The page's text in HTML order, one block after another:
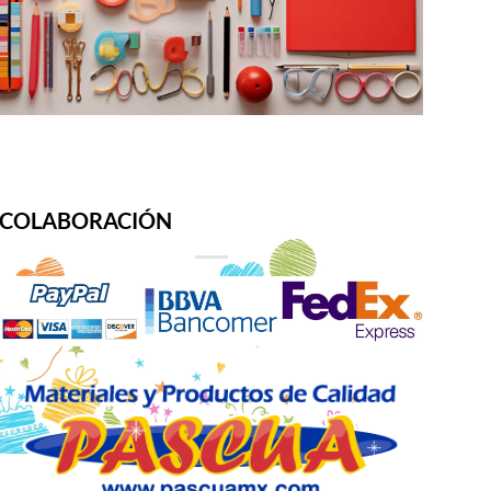
COLABORACIÓN